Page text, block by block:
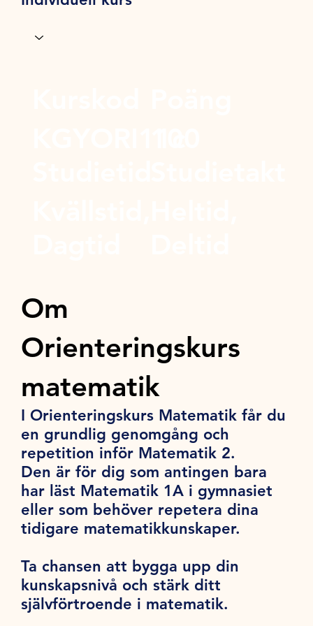
Om
Orienteringskurs
matematik
I Orienteringskurs Matematik får du
en grundlig genomgång och
repetition inför Matematik 2.
Den är för dig som antingen bara
har läst Matematik 1A i gymnasiet
eller som behöver repetera dina
tidigare matematikkunskaper.
Ta chansen att bygga upp din
kunskapsnivå och stärk ditt
självförtroende i matematik.